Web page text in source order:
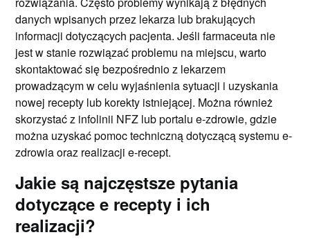
danych wpisanych przez lekarza lub brakujących
informacji dotyczących pacjenta. Jeśli farmaceuta nie
jest w stanie rozwiązać problemu na miejscu, warto
skontaktować się bezpośrednio z lekarzem
prowadzącym w celu wyjaśnienia sytuacji i uzyskania
nowej recepty lub korekty istniejącej. Można również
skorzystać z infolinii NFZ lub portalu e-zdrowie, gdzie
można uzyskać pomoc techniczną dotyczącą systemu e-
zdrowia oraz realizacji e-recept.
Jakie są najczęstsze pytania
dotyczące e recepty i ich
realizacji?